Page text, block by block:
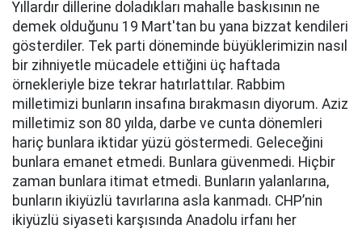
Yıllardır dillerine doladıkları mahalle baskısının ne
demek olduğunu 19 Mart'tan bu yana bizzat kendileri
gösterdiler. Tek parti döneminde büyüklerimizin nasıl
bir zihniyetle mücadele ettiğini üç haftada
örnekleriyle bize tekrar hatırlattılar. Rabbim
milletimizi bunların insafına bırakmasın diyorum. Aziz
milletimiz son 80 yılda, darbe ve cunta dönemleri
hariç bunlara iktidar yüzü göstermedi. Geleceğini
bunlara emanet etmedi. Bunlara güvenmedi. Hiçbir
zaman bunlara itimat etmedi. Bunların yalanlarına,
bunların ikiyüzlü tavırlarına asla kanmadı. CHP’nin
ikiyüzlü siyaseti karşısında Anadolu irfanı her